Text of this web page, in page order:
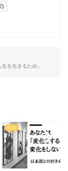
を生きるため」
ビジネス・仕事